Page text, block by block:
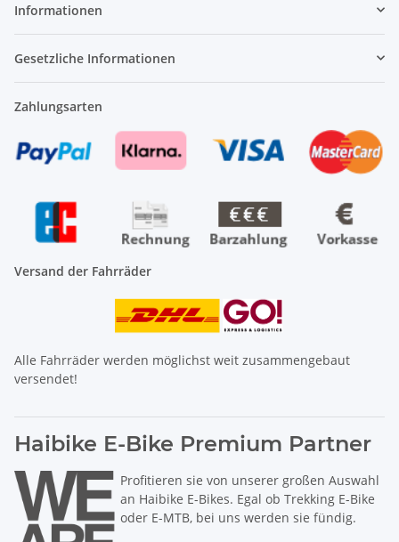
Informationen
Gesetzliche Informationen
Zahlungsarten
Versand der Fahrräder
Alle Fahrräder werden möglichst weit zusammengebaut
versendet!
Haibike E-Bike Premium Partner
Profitieren sie von unserer großen Auswahl
an Haibike E-Bikes. Egal ob Trekking E-Bike
oder E-MTB, bei uns werden sie fündig.